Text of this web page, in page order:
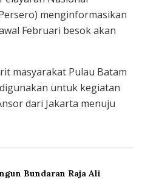
menginformasikan
Februari besok akan
masyarakat Pulau Batam
untuk kegiatan
dari Jakarta menuju
Bundaran Raja Ali